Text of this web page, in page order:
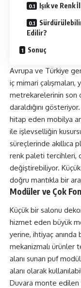
Işık ve Renk
Edilir?
Sonuç
Avrupa ve Türkiye
iç mimari
metrekarelerinin son
daraldığını
hitap eden mobilya
ile işlevselliğin
süreçlerinde akıllıca
renk paleti tercihleri,
değiştirebiliyor.
doğru mantıkla bir
Modüler ve Çok
Küçük bir salonu
hizmet eden büyük
yerine, ihtiyaç
mekanizmalı ürünler
alanı sunan puf
alanı olarak
Duvara monte edilen